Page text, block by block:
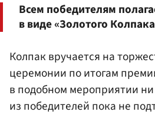
Всем победителям
в виде «Золотого
Колпак вручается на
церемонии по итогам
в подобном мероприятии
из победителей пока не